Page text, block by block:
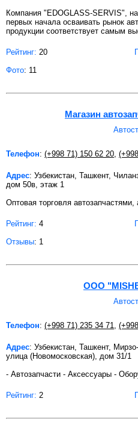
Компания "EDOGLASS-SERVIS",
первых начала осваивать рынок
продукции соответствует самым
Рейтинг: 20
Фото: 11
Магазин
Телефон: (+998 71) 150 62 20
Адрес: Узбекистан, Ташкент,
дом 50в, этаж 1
Оптовая торговля
Рейтинг: 4
Отзывы: 1
ООО
Телефон: (+998 71) 235 34 71
Адрес: Узбекистан, Ташкент,
улица (Новомосковская), дом 31/1
- Автозапчасти - Аксессуары -
Рейтинг: 2